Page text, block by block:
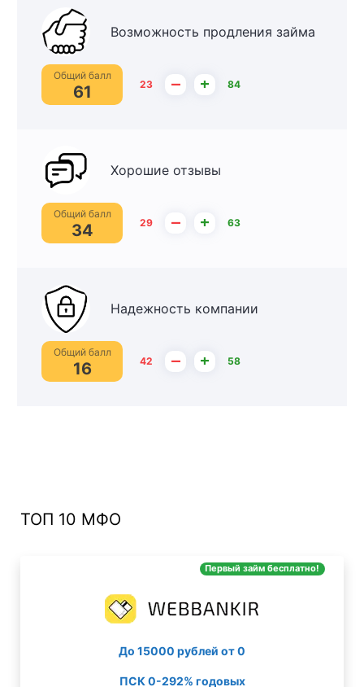
Возможность продления займа
Общий балл
61 23 – + 84
Хорошие отзывы
Общий балл
34 29 – + 63
Надежность компании
Общий балл
16 42 – + 58
ТОП 10 МФО
Первый займ бесплатно!
До 15000 рублей от 0
ПСК 0-292% годовых